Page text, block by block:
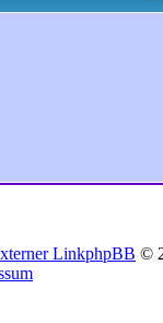
phpBB ©